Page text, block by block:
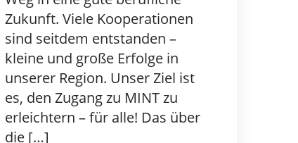
Zukunft. Viele Kooperationen
sind seitdem entstanden –
kleine und große Erfolge in
unserer Region. Unser Ziel ist
es, den Zugang zu MINT zu
erleichtern – für alle! Das über
die […]